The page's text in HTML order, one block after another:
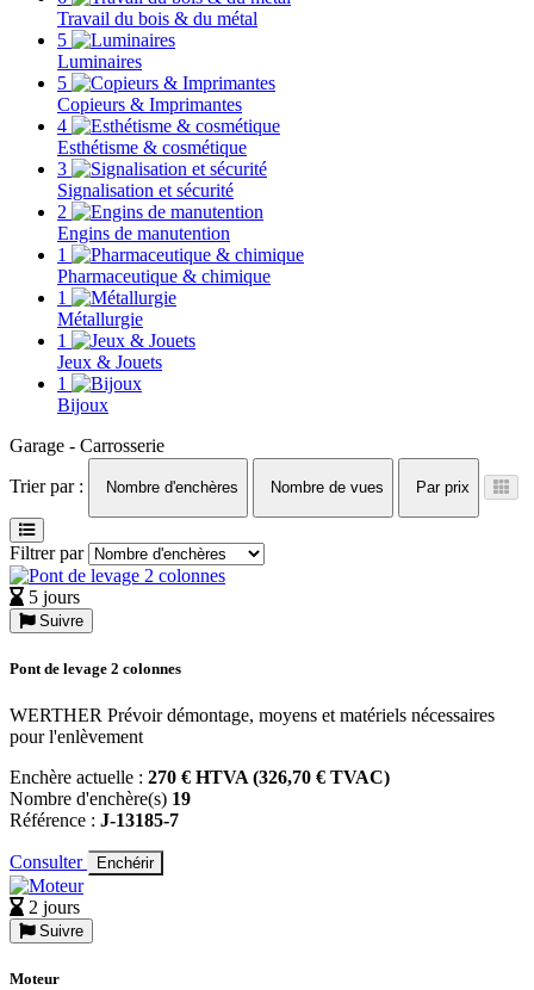
Travail du bois & du métal
5
Luminaires
5
Copieurs & Imprimantes
4
Esthétisme & cosmétique
3
Signalisation et sécurité
2
Engins de manutention
1
Pharmaceutique & chimique
1
Métallurgie
1
Jeux & Jouets
1
Bijoux
Garage - Carrosserie
Trier par :
Nombre d'enchères Nombre de vues Par prix
Filtrer par
5 jours
Suivre
Pont de levage 2 colonnes
WERTHER Prévoir démontage, moyens et matériels nécessaires
pour l'enlèvement
Enchère actuelle : 270 € HTVA (326,70 € TVAC)
Nombre d'enchère(s) 19
Référence : J-13185-7
Consulter Enchérir
2 jours
Suivre
Moteur